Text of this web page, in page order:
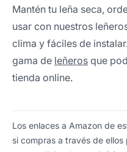
Mantén tu leña seca,
usar con nuestros
clima y fáciles de
gama de leñeros que
tienda online.
Los enlaces a Amazon de
si compras a través de